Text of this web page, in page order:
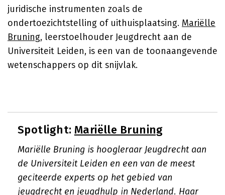
juridische instrumenten zoals de
ondertoezichtstelling of uithuisplaatsing. Mariëlle
Bruning, leerstoelhouder Jeugdrecht aan de
Universiteit Leiden, is een van de toonaangevende
wetenschappers op dit snijvlak.
Spotlight: Mariëlle Bruning
Mariëlle Bruning is hoogleraar Jeugdrecht aan
de Universiteit Leiden en een van de meest
geciteerde experts op het gebied van
jeugdrecht en jeugdhulp in Nederland. Haar